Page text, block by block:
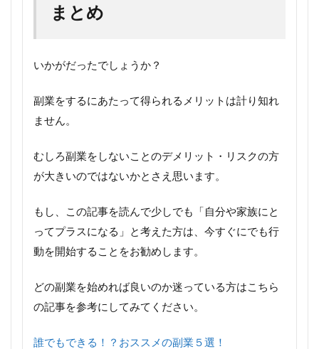
まとめ
いかがだったでしょうか？
副業をするにあたって得られるメリットは計り知れ
ません。
むしろ副業をしないことのデメリット・リスクの方
が大きいのではないかとさえ思います。
もし、この記事を読んで少しでも「自分や家族にと
ってプラスになる」と考えた方は、今すぐにでも行
動を開始することをお勧めします。
どの副業を始めれば良いのか迷っている方はこちら
の記事を参考にしてみてください。
誰でもできる！？おススメの副業５選！